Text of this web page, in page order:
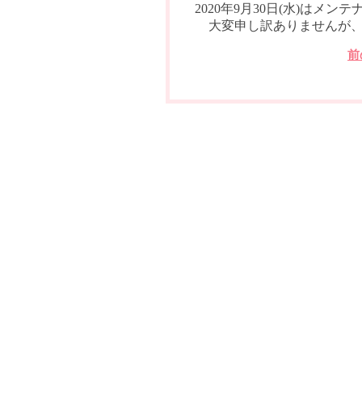
2020年9月30日(水)はメンテ
大変申し訳ありませんが
前